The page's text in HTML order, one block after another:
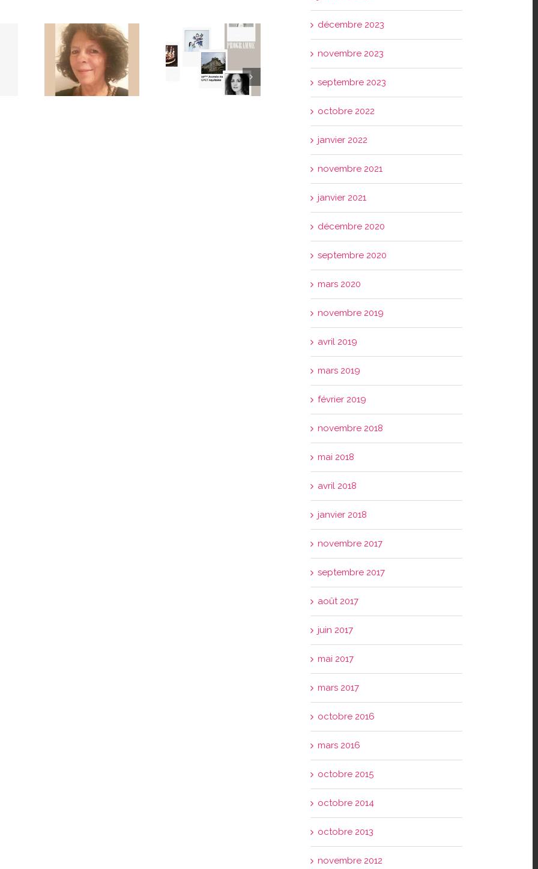
PROGRAMME 10E
JOURNÉE
ENTRETIEN AVEC
PHILIPPE LA SAGNA
décembre 2023
novembre 2023
septembre 2023
octobre 2022
janvier 2022
novembre 2021
janvier 2021
décembre 2020
septembre 2020
mars 2020
novembre 2019
avril 2019
mars 2019
février 2019
novembre 2018
mai 2018
avril 2018
janvier 2018
novembre 2017
septembre 2017
août 2017
juin 2017
mai 2017
mars 2017
octobre 2016
mars 2016
octobre 2015
octobre 2014
octobre 2013
novembre 2012